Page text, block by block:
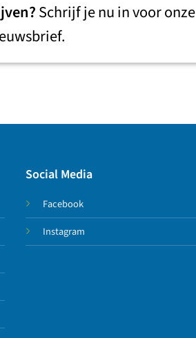
Schrijf je nu in voor onze
Social Media
Facebook
Instagram